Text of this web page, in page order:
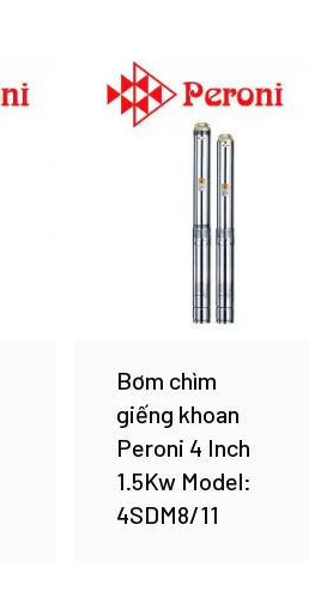
Bơm chìm
giếng khoan
Peroni 4 Inch
1.5Kw Model:
4SDM8/11